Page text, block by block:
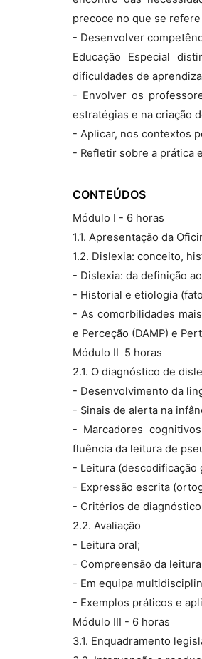
precoce no que se
- Desenvolver
Educação Especial
dificuldades de
- Envolver os
estratégias e na criação
- Aplicar, nos contextos
- Refletir sobre a prática
CONTEÚDOS
Módulo I - 6 horas
1.1. Apresentação da
1.2. Dislexia: conceito,
- Dislexia: da definição
- Historial e etiologia
- As comorbilidades
e Perceção (DAMP) e
Módulo II  5 horas
2.1. O diagnóstico de
- Desenvolvimento da
- Sinais de alerta na
- Marcadores
fluência da leitura de
- Leitura (descodificação
- Expressão escrita
- Critérios de
2.2. Avaliação
- Leitura oral;
- Compreensão da
- Em equipa
- Exemplos práticos e
Módulo III - 6 horas
3.1. Enquadramento